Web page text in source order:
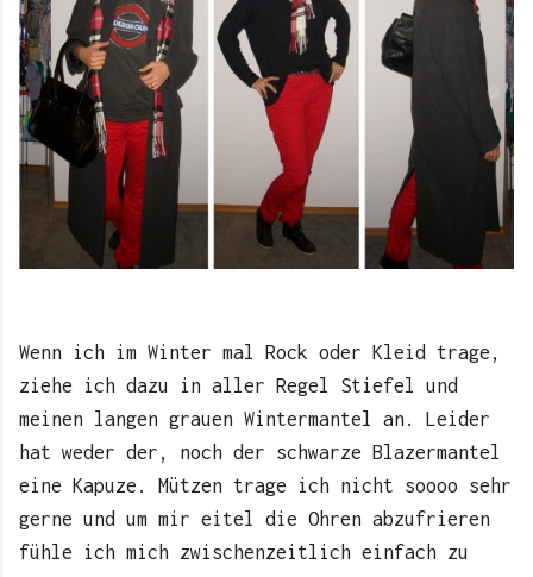
Wenn ich im Winter mal Rock oder Kleid trage,
ziehe ich dazu in aller Regel Stiefel und
meinen langen grauen Wintermantel an. Leider
hat weder der, noch der schwarze Blazermantel
eine Kapuze. Mützen trage ich nicht soooo sehr
gerne und um mir eitel die Ohren abzufrieren
fühle ich mich zwischenzeitlich einfach zu